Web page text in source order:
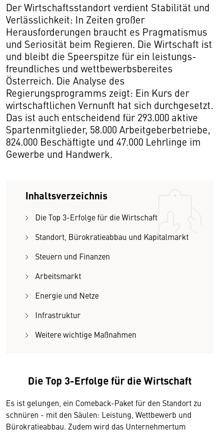
Der Wirtschaftsstandort verdient Stabilität und
Verlässlichkeit: In Zeiten großer
Herausforderungen braucht es Pragmatismus
und Seriosität beim Regieren. Die Wirtschaft ist
und bleibt die Speerspitze für ein leistungs-
freundliches und wettbewerbsbereites
Österreich. Die Analyse des
Regierungsprogramms zeigt: Ein Kurs der
wirtschaftlichen Vernunft hat sich durchgesetzt.
Das ist auch entscheidend für 293.000 aktive
Spartenmitglieder, 58.000 Arbeitgeberbetriebe,
824.000 Beschäftigte und 47.000 Lehrlinge im
Gewerbe und Handwerk.
Inhaltsverzeichnis
Die Top 3-Erfolge für die Wirtschaft
Standort, Bürokratieabbau und Kapitalmarkt
Steuern und Finanzen
Arbeitsmarkt
Energie und Netze
Infrastruktur
Weitere wichtige Maßnahmen
Die Top 3-Erfolge für die Wirtschaft
Es ist gelungen, ein Comeback-Paket für den Standort zu
schnüren - mit den Säulen: Leistung, Wettbewerb und
Bürokratieabbau. Zudem wird das Unternehmertum